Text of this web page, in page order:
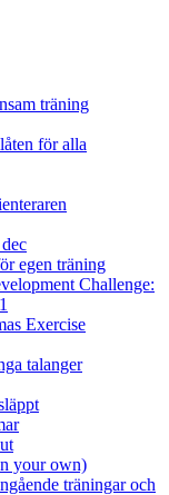
träning
för alla
egen träning
Challenge:
Exercise
talanger
your own)
träningar och